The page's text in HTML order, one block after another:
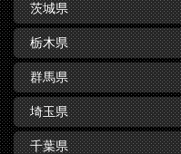
茨城県
栃木県
群馬県
埼玉県
千葉県